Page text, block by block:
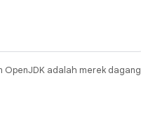
OpenJDK adalah merek dagang